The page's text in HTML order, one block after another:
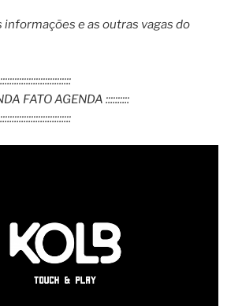
informações e as outras vagas do
FATO AGENDA ::::::::::